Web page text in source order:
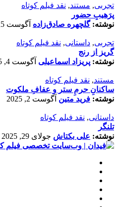
تجربی, مستند, نقد فیلم کوتاه
پرَهیب‌ِ حضور
نوشته:گلچهره صادق‌زاده آگوست 5, 2025
تجربی, داستانی, نقد فیلم کوتاه
گریز از رنج
نوشته: پریزاد اسماعیلی آگوست 4, 2025
مستند, نقد فیلم کوتاه
ساکنانِ حرمِ ستر و عفافِ ملکوت
نوشته: فرید متین آگوست 2, 2025
داستانی, نقد فیلم کوتاه
تلنگر
نوشته: علی بکتاش جولای 29, 2025